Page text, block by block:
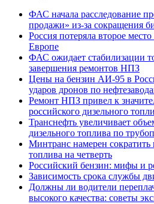
ФАС начала расследование
продажи» из-за сокращения
Россия потеряла второе
Европе
ФАС ожидает стабилизации
завершения ремонтов НПЗ
Цены на бензин АИ-95 в
ударов дронов по
Ремонт НПЗ привел к
российского дизельного
Транснефть увеличивает
дизельного топлива по
Минтранс намерен сократить
топлива на четверть
Российский бензин: мифы и
Зависимость срока службы
Должны ли водители
высокого качества: советы